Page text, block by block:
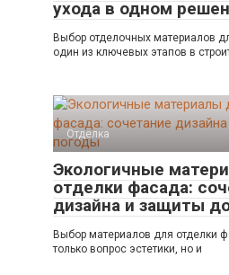
ухода в одном
Выбор отделочных материалов
один из ключевых этапов в
Отделка
Экологичные
отделки фасада:
дизайна и защиты
Выбор материалов для отделки
только вопрос эстетики, но и